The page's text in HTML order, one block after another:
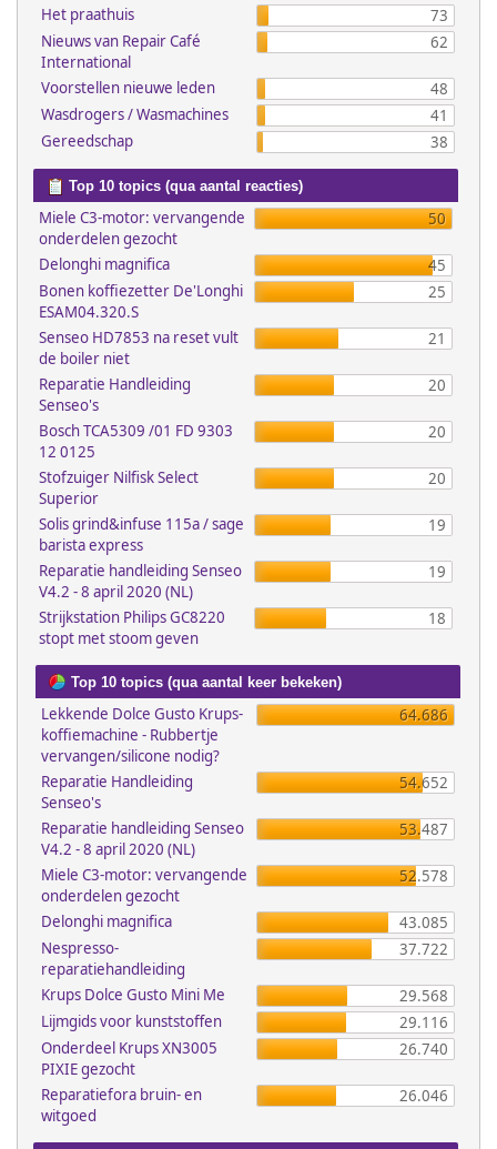
Het praathuis
73
Nieuws van Repair Café
International
62
Voorstellen nieuwe leden
48
Wasdrogers / Wasmachines
41
Gereedschap
38
Top 10 topics (qua aantal reacties)
Miele C3-motor: vervangende
onderdelen gezocht
50
Delonghi magnifica
45
Bonen koffiezetter De'Longhi
ESAM04.320.S
25
Senseo HD7853 na reset vult
de boiler niet
21
Reparatie Handleiding
Senseo's
20
Bosch TCA5309 /01 FD 9303
12 0125
20
Stofzuiger Nilfisk Select
Superior
20
Solis grind&infuse 115a / sage
barista express
19
Reparatie handleiding Senseo
V4.2 - 8 april 2020 (NL)
19
Strijkstation Philips GC8220
stopt met stoom geven
18
Top 10 topics (qua aantal keer bekeken)
Lekkende Dolce Gusto Krups-
koffiemachine - Rubbertje
vervangen/silicone nodig?
64.686
Reparatie Handleiding
Senseo's
54.652
Reparatie handleiding Senseo
V4.2 - 8 april 2020 (NL)
53.487
Miele C3-motor: vervangende
onderdelen gezocht
52.578
Delonghi magnifica
43.085
Nespresso-
reparatiehandleiding
37.722
Krups Dolce Gusto Mini Me
29.568
Lijmgids voor kunststoffen
29.116
Onderdeel Krups XN3005
PIXIE gezocht
26.740
Reparatiefora bruin- en
witgoed
26.046